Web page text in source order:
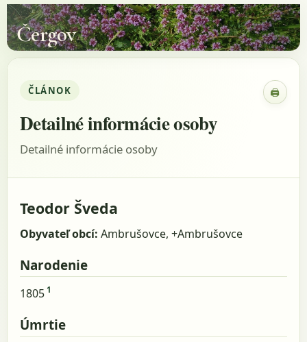
Čergov
ČLÁNOK 🖨
Detailné informácie osoby
Detailné informácie osoby
Teodor Šveda
Obyvateľ obcí: Ambrušovce, +Ambrušovce
Narodenie
1805 1
Úmrtie